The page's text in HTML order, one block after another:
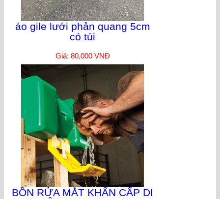
áo gile lưới phản quang 5cm
có túi
Giá: 80,000 VNĐ
BỒN RỬA MẮT KHẨN CẤP DI